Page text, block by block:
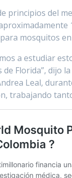
principios del
mosquitos
a estudiar
de Florida”, dijo
Leal,
trabajando